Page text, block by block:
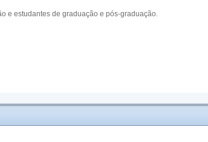
e estudantes de graduação e pós-graduação.